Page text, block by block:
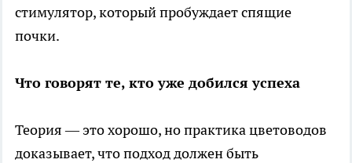
стимулятор, который пробуждает спящие
почки.
Что говорят те, кто уже добился успеха
Теория — это хорошо, но практика цветоводов
доказывает, что подход должен быть